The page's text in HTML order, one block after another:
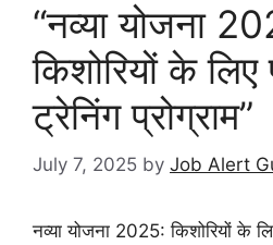
“नव्या योजना
किशोरियों के
ट्रेनिंग प्रोग्राम”
July 7, 2025 by Job Alert
नव्या योजना 2025: किशोरियों के